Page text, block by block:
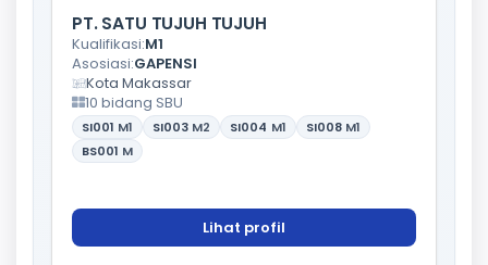
PT. SATU TUJUH TUJUH
Kualifikasi:M1
Asosiasi:GAPENSI
Kota Makassar
10 bidang SBU
SI001 M1 SI003 M2 SI004 M1 SI008 M1
BS001 M
Lihat profil